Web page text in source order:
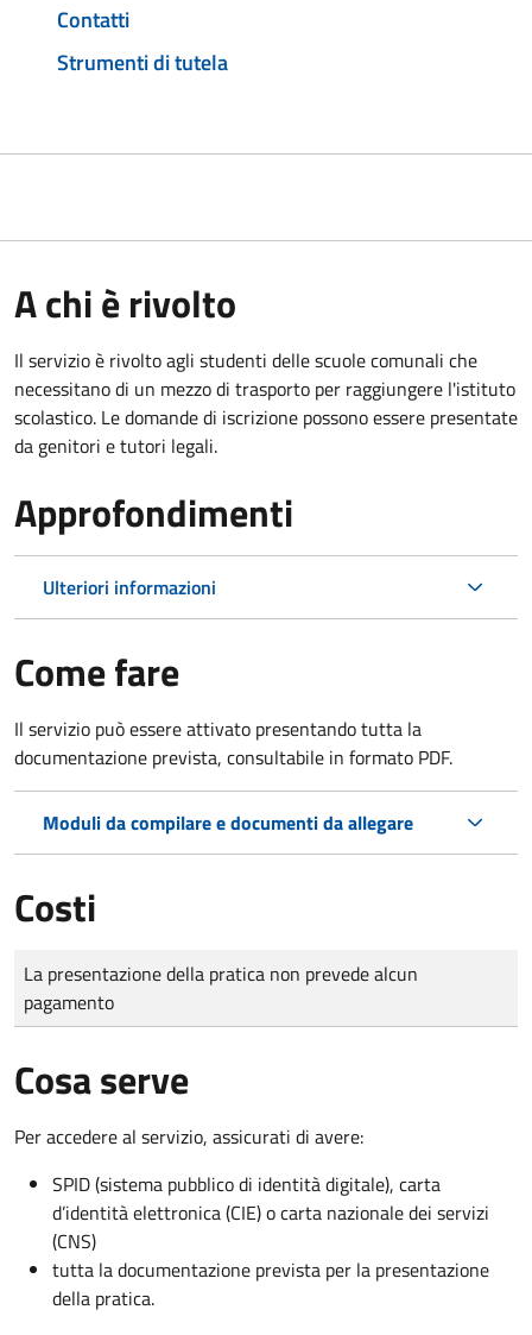
Contatti
Strumenti di tutela
A chi è rivolto
Il servizio è rivolto agli studenti delle scuole comunali che
necessitano di un mezzo di trasporto per raggiungere l'istituto
scolastico. Le domande di iscrizione possono essere presentate
da genitori e tutori legali.
Approfondimenti
Ulteriori informazioni
Come fare
Il servizio può essere attivato presentando tutta la
documentazione prevista, consultabile in formato PDF.
Moduli da compilare e documenti da allegare
Costi
Tipo di pagamento
Importo
La presentazione della pratica non prevede alcun
pagamento
Cosa serve
Per accedere al servizio, assicurati di avere:
SPID (sistema pubblico di identità digitale), carta
d’identità elettronica (CIE) o carta nazionale dei servizi
(CNS)
tutta la documentazione prevista per la presentazione
della pratica.